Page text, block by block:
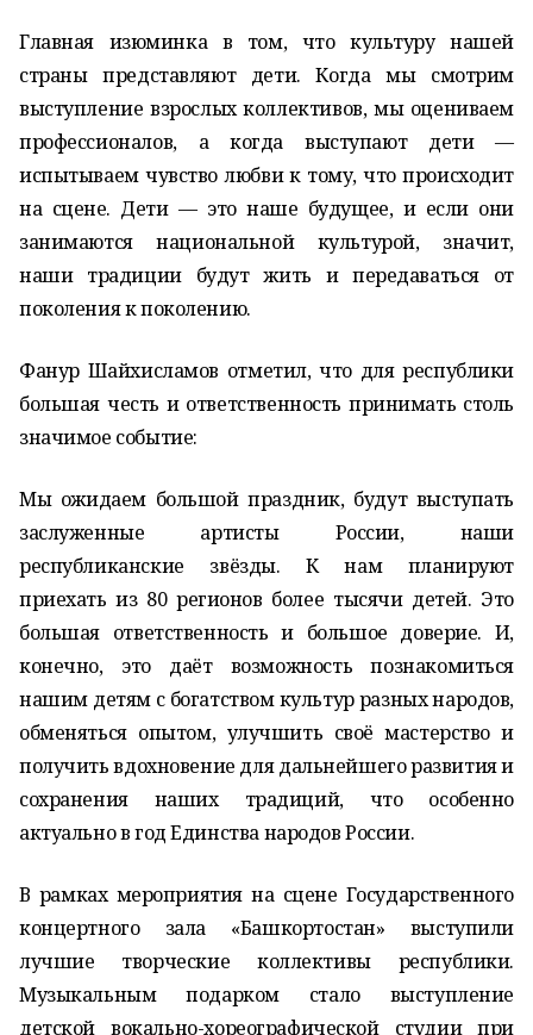
Главная изюминка в том, что культуру нашей
страны представляют дети. Когда мы смотрим
выступление взрослых коллективов, мы оцениваем
профессионалов, а когда выступают дети —
испытываем чувство любви к тому, что происходит
на сцене. Дети — это наше будущее, и если они
занимаются национальной культурой, значит,
наши традиции будут жить и передаваться от
поколения к поколению.
Фанур Шайхисламов отметил, что для республики
большая честь и ответственность принимать столь
значимое событие:
Мы ожидаем большой праздник, будут выступать
заслуженные артисты России, наши
республиканские звёзды. К нам планируют
приехать из 80 регионов более тысячи детей. Это
большая ответственность и большое доверие. И,
конечно, это даёт возможность познакомиться
нашим детям с богатством культур разных народов,
обменяться опытом, улучшить своё мастерство и
получить вдохновение для дальнейшего развития и
сохранения наших традиций, что особенно
актуально в год Единства народов России.
В рамках мероприятия на сцене Государственного
концертного зала «Башкортостан» выступили
лучшие творческие коллективы республики.
Музыкальным подарком стало выступление
детской вокально-хореографической студии при